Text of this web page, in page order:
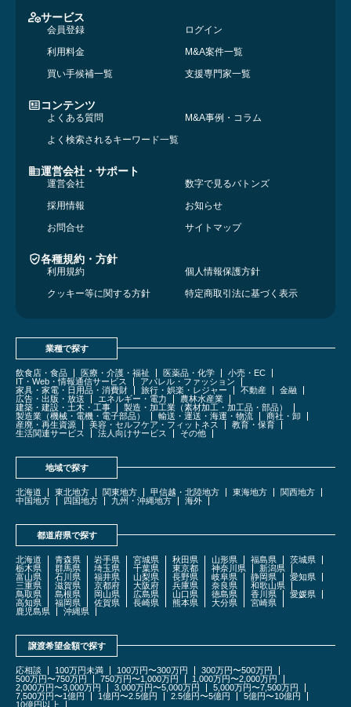
サービス
会員登録
ログイン
利用料金
M&A案件一覧
買い手候補一覧
支援専門家一覧
コンテンツ
よくある質問
M&A事例・コラム
よく検索されるキーワード一覧
運営会社・サポート
運営会社
数字で見るバトンズ
採用情報
お知らせ
お問合せ
サイトマップ
各種規約・方針
利用規約
個人情報保護方針
クッキー等に関する方針
特定商取引法に基づく表示
業種で探す
飲食店・食品 医療・介護・福祉 医薬品・化学
小売・EC
IT・Web・情報通信サービス
アパレル・ファッション
家具・家電・日用品・消費財
旅行・娯楽・レジャー 不動産
金融
広告・出版・放送
エネルギー・電力
農林水産業
建築・建設・土木・工事
製造・加工業（素材加工・加工品・部品）
製造業（機械・電機・電子部品）
輸送・運送・海運・物流
商社・卸
産廃・再生資源
美容・セルフケア・フィットネス
教育・保育
生活関連サービス
法人向けサービス その他
地域で探す
北海道 東北地方 関東地方 甲信越・北陸地方 東海地方
関西地方
中国地方
四国地方 九州・沖縄地方 海外
都道府県で探す
北海道 青森県 岩手県 宮城県 秋田県 山形県 福島県
茨城県
栃木県
群馬県 埼玉県 千葉県 東京都 神奈川県
新潟県
富山県
石川県 福井県 山梨県 長野県 岐阜県 静岡県
愛知県
三重県
滋賀県 京都府 大阪府 兵庫県 奈良県
和歌山県
鳥取県
島根県 岡山県 広島県 山口県 徳島県 香川県
愛媛県
高知県
福岡県 佐賀県 長崎県 熊本県 大分県
宮崎県
鹿児島県
沖縄県
譲渡希望金額で探す
応相談 100万円未満 100万円〜300万円
300万円〜500万円
500万円〜750万円
750万円〜1,000万円
1,000万円〜2,000万円
2,000万円〜3,000万円
3,000万円〜5,000万円
5,000万円〜7,500万円
7,500万円〜1億円
1億円〜2.5億円 2.5億円〜5億円
5億円〜10億円
10億円以上